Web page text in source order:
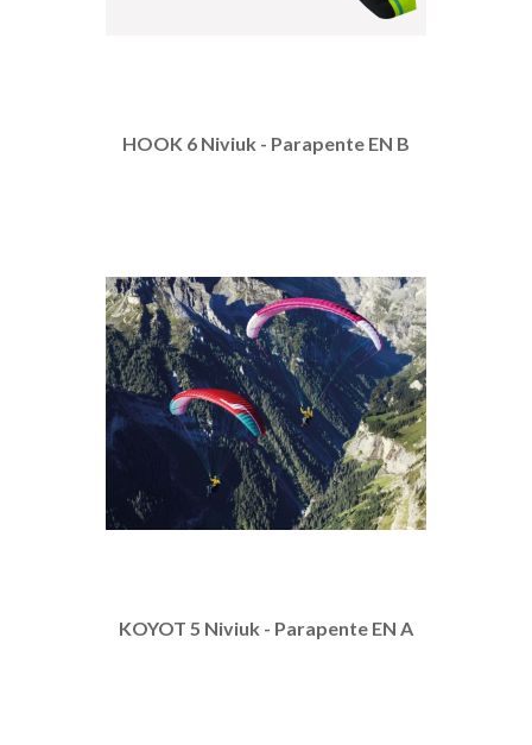
HOOK 6 Niviuk - Parapente EN B
KOYOT 5 Niviuk - Parapente EN A